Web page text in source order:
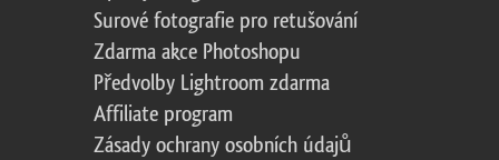
Surové fotografie pro retušování
Zdarma akce Photoshopu
Předvolby Lightroom zdarma
Affiliate program
Zásady ochrany osobních údajů